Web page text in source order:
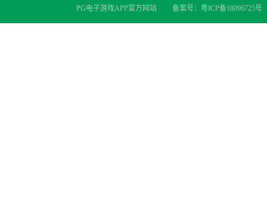
PG电子游戏APP官方网站 备案号： 粤ICP备18096725号